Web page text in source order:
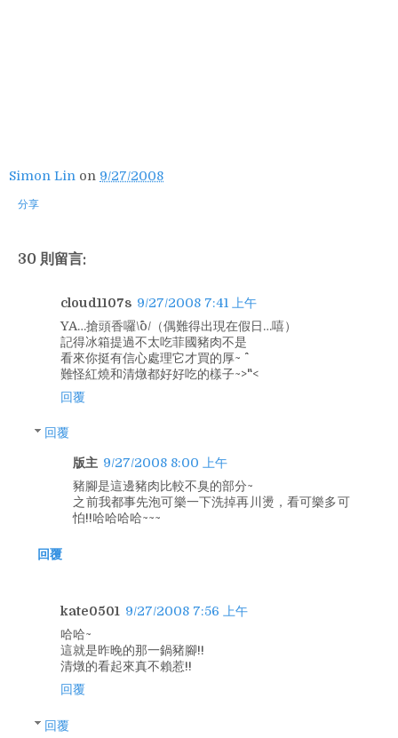
Simon Lin on 9/27/2008
分享
30 則留言:
cloud1107s 9/27/2008 7:41 上午
YA…搶頭香囉\^o^/（偶難得出現在假日…嘻）
記得冰箱提過不太吃菲國豬肉不是
看來你挺有信心處理它才買的厚~ ^^
難怪紅燒和清燉都好好吃的樣子~>"<
回覆
回覆
版主 9/27/2008 8:00 上午
豬腳是這邊豬肉比較不臭的部分~
之前我都事先泡可樂一下洗掉再川燙，看可樂多可
怕!!哈哈哈哈~~~
回覆
kate0501 9/27/2008 7:56 上午
哈哈~
這就是昨晚的那一鍋豬腳!!
清燉的看起來真不賴惹!!
回覆
回覆